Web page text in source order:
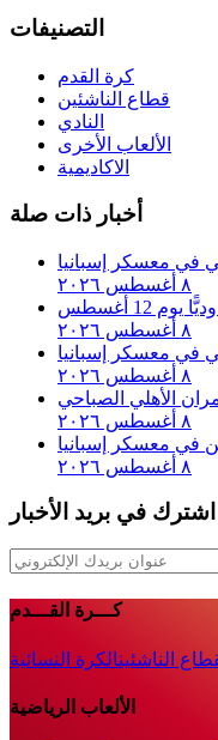
التصنيفات
كرة القدم
قطاع الناشئين
النادي
الألعاب الأخرى
الاكاديمية
أخبار ذات صلة
في معسكر إسبانيا
٨ أغسطس ٢٠٢٦
12 أغسطس
٨ أغسطس ٢٠٢٦
في معسكر إسبانيا
٨ أغسطس ٢٠٢٦
الأهلي الصباحي
٨ أغسطس ٢٠٢٦
في معسكر إسبانيا
٨ أغسطس ٢٠٢٦
اشترك في بريد الأخبار
كـــرة القـــدم
الناشئينالكرة النسائية
الألعاب الرياضية